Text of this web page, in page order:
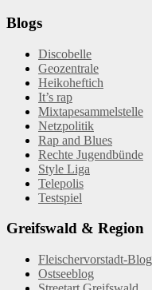
Blogs
Discobelle
Geozentrale
Heikoheftich
It’s rap
Mixtapesammelstelle
Netzpolitik
Rap and Blues
Rechte Jugendbünde
Style Liga
Telepolis
Testspiel
Greifswald & Region
Fleischervorstadt-Blog
Ostseeblog